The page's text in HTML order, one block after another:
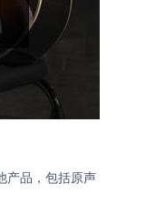
产品，包括原声